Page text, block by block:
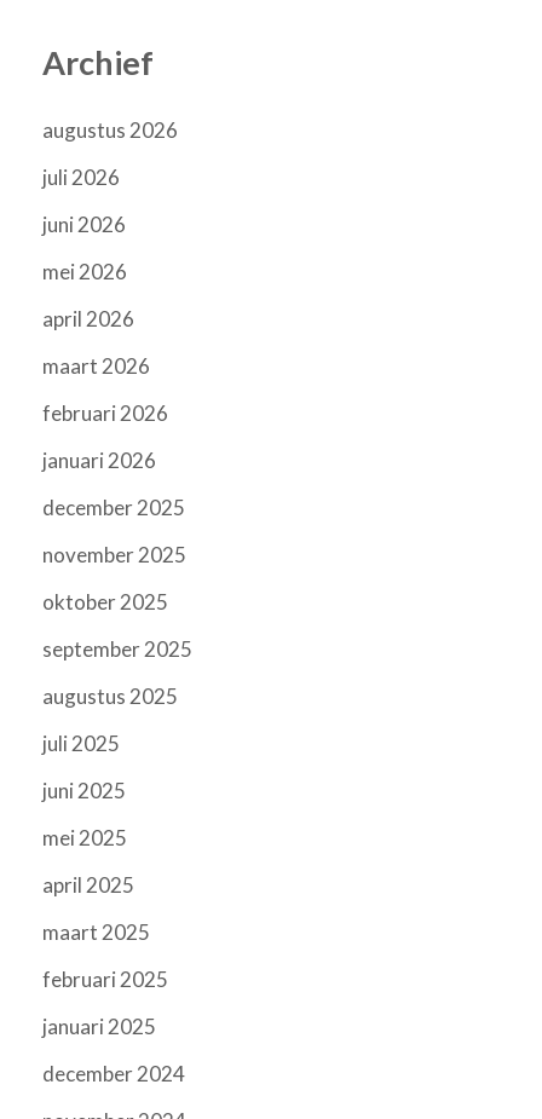
Archief
augustus 2026
juli 2026
juni 2026
mei 2026
april 2026
maart 2026
februari 2026
januari 2026
december 2025
november 2025
oktober 2025
september 2025
augustus 2025
juli 2025
juni 2025
mei 2025
april 2025
maart 2025
februari 2025
januari 2025
december 2024